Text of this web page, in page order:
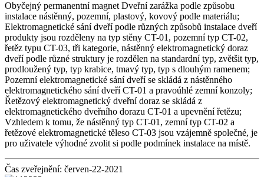
Obyčejný permanentní magnet Dveřní zarážka podle způsobu
instalace nástěnný, pozemní, plastový, kovový podle materiálu;
Elektromagnetické sání dveří podle různých způsobů instalace dveří
produkty jsou rozděleny na typ stěny CT-01, pozemní typ CT-02,
řetěz typu CT-03, tři kategorie, nástěnný elektromagnetický doraz
dveří podle různé struktury je rozdělen na standardní typ, zvětšit typ,
prodloužený typ, typ krabice, tmavý typ, typ s dlouhým ramenem;
Pozemní elektromagnetické sání dveří se skládá z nástěnného
elektromagnetického sání dveří CT-01 a pravoúhlé zemní konzoly;
Řetězový elektromagnetický dveřní doraz se skládá z
elektromagnetického dveřního dorazu CT-01 a upevnění řetězu;
Vzhledem k tomu, že nástěnný typ CT-01, zemní typ CT-02 a
řetězové elektromagnetické těleso CT-03 jsou vzájemně společné, je
pro uživatele výhodné zvolit si podle podmínek instalace na místě.
Čas zveřejnění: červen-22-2021